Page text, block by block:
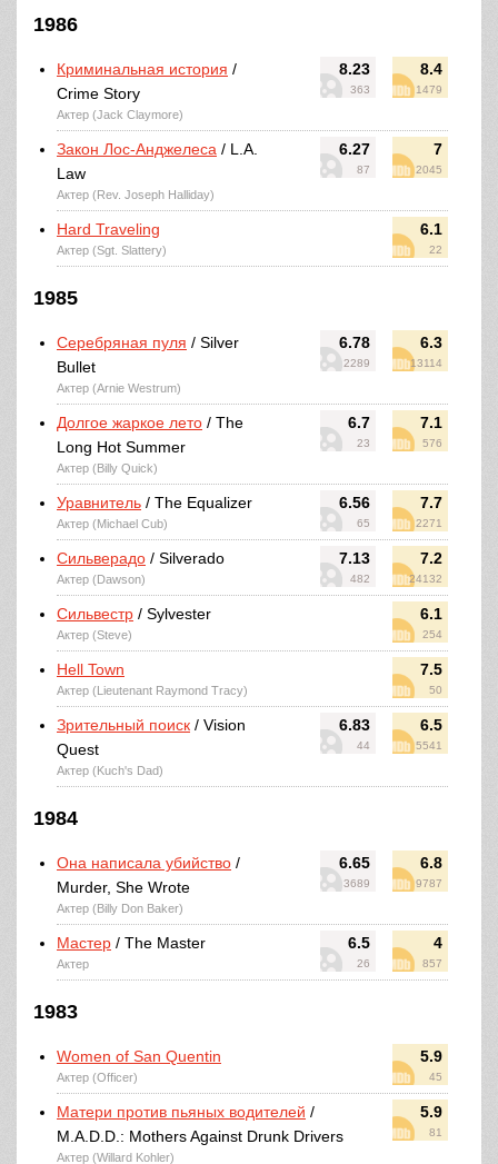
1986
8.23
363
8.4
1479
Криминальная история /
Crime Story
Актер (Jack Claymore)
6.27
87
7
2045
Закон Лос-Анджелеса / L.A.
Law
Актер (Rev. Joseph Halliday)
6.1
22
Hard Traveling
Актер (Sgt. Slattery)
1985
6.78
2289
6.3
13114
Серебряная пуля / Silver
Bullet
Актер (Arnie Westrum)
6.7
23
7.1
576
Долгое жаркое лето / The
Long Hot Summer
Актер (Billy Quick)
6.56
65
7.7
2271
Уравнитель / The Equalizer
Актер (Michael Cub)
7.13
482
7.2
24132
Сильверадо / Silverado
Актер (Dawson)
6.1
254
Сильвестр / Sylvester
Актер (Steve)
7.5
50
Hell Town
Актер (Lieutenant Raymond Tracy)
6.83
44
6.5
5541
Зрительный поиск / Vision
Quest
Актер (Kuch's Dad)
1984
6.65
3689
6.8
9787
Она написала убийство /
Murder, She Wrote
Актер (Billy Don Baker)
6.5
26
4
857
Мастер / The Master
Актер
1983
5.9
45
Women of San Quentin
Актер (Officer)
5.9
81
Матери против пьяных водителей /
M.A.D.D.: Mothers Against Drunk Drivers
Актер (Willard Kohler)